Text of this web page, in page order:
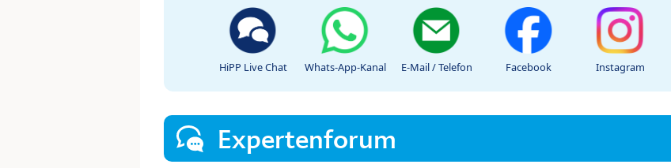
HiPP Live Chat Whats-App-Kanal E-Mail / Telefon Facebook Instagram
Expertenforum